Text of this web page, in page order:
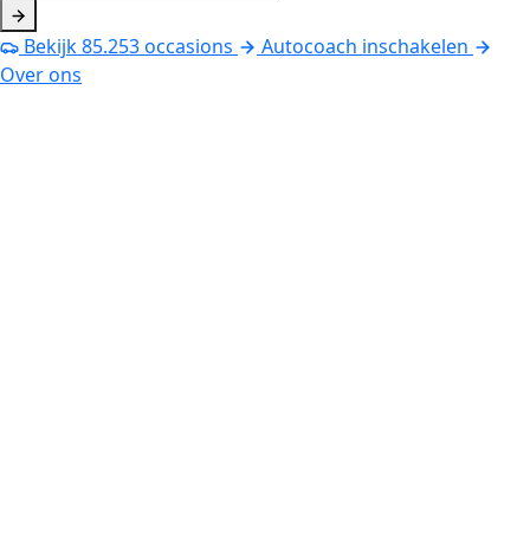
Bekijk85.253occasions
Autocoach inschakelen
Over ons